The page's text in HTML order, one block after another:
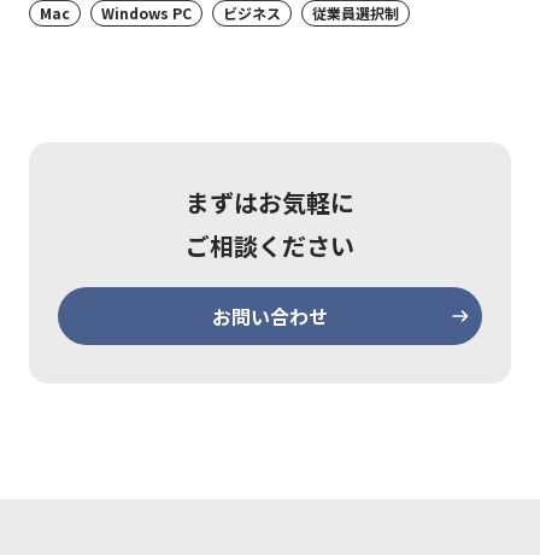
Mac Windows PC ビジネス 従業員選択制
まずはお気軽に
ご相談ください
お問い合わせ